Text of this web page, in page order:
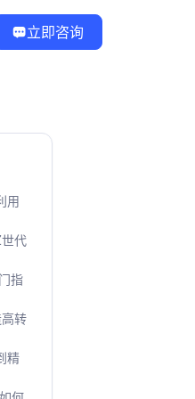
立即咨询
用
代
指
转
精